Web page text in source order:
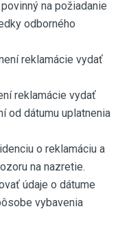
na požiadanie
odborného
reklamácie vydať
reklamácie vydať
od dátumu uplatnenia
o reklamáciu a
na nazretie.
údaje o dátume
vybavenia